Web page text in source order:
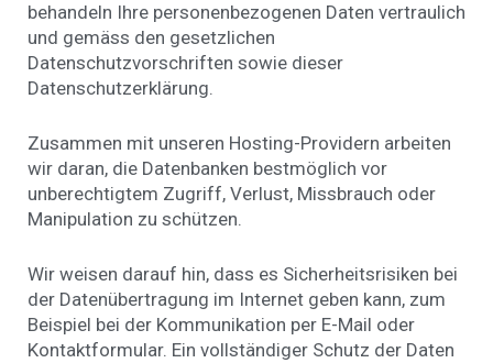
behandeln Ihre personenbezogenen Daten vertraulich
und gemäss den gesetzlichen
Datenschutzvorschriften sowie dieser
Datenschutzerklärung.
Zusammen mit unseren Hosting-Providern arbeiten
wir daran, die Datenbanken bestmöglich vor
unberechtigtem Zugriff, Verlust, Missbrauch oder
Manipulation zu schützen.
Wir weisen darauf hin, dass es Sicherheitsrisiken bei
der Datenübertragung im Internet geben kann, zum
Beispiel bei der Kommunikation per E-Mail oder
Kontaktformular. Ein vollständiger Schutz der Daten